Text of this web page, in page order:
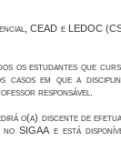
,CEAD e LEDOC
os estudantes que
em que a
responsável.
o(a) discente de
SIGAA e está